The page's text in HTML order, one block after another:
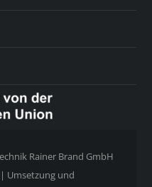
Rainer Brand GmbH
Umsetzung und